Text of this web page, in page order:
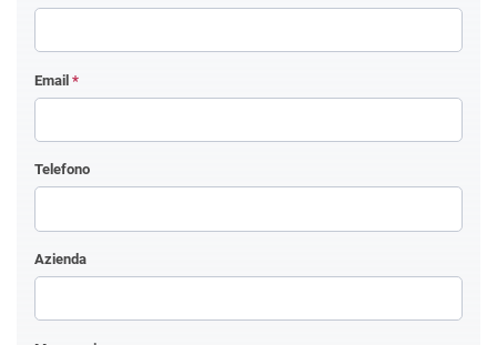
Email *
Telefono
Azienda